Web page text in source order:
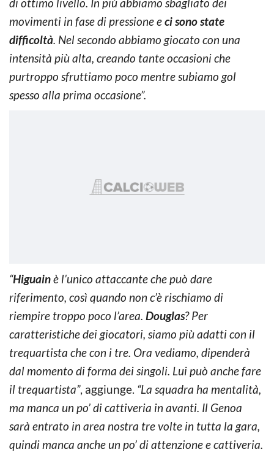
movimenti in fase di pressione eci sono state
difficoltà. Nel secondo abbiamo giocato con una
intensità più alta, creando tante occasioni che
purtroppo sfruttiamo poco mentre subiamo gol
spesso alla prima occasione”.
“Higuainè l’unico attaccante che può dare
riferimento, così quando non c’è rischiamo di
riempire troppo poco l’area. Douglas? Per
caratteristiche dei giocatori, siamo più adatti con il
trequartista che con i tre. Ora vediamo, dipenderà
dal momento di forma dei singoli. Lui può anche fare
il trequartista”, aggiunge. “La squadra ha mentalità,
ma manca un po’ di cattiveria in avanti. Il Genoa
sarà entrato in area nostra tre volte in tutta la gara,
quindi manca anche un po’ di attenzione e cattiveria.